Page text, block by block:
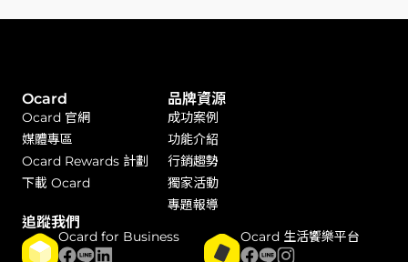
Ocard
Ocard 官網
媒體專區
Ocard Rewards 計劃
下載 Ocard
品牌資源
成功案例
功能介紹
行銷趨勢
獨家活動
專題報導
追蹤我們
Ocard for Business Ocard 生活饗樂平台